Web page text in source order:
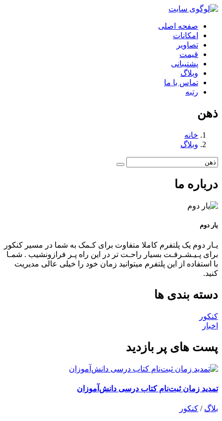
صفحه اصلی
امکانات
تصاویر
قیمت
پشتیبانی
وبلاگ
تماس با ما
رتبه
ذهن
خانه
وبلاگ
درباره ما
یار دوم
یـار دوم یک پلتفرم کاملا متفاوت برای کـمک به شما در مسیر کنکور
برای پـیـشـرفـت بسیار راحـت تر در این راه پـر فرازونشیب . شمـا
با استفاده از این پلتفرم میتوانید زمان خود را خیلی عالی مدیریت
کنید.
دسته بندی ها
کنکور
اخبار
پست های پر بازدید
تمدید زمان ثبت‌نام کتاب درسی دانش‌آموزان
بلاگ / کنکور